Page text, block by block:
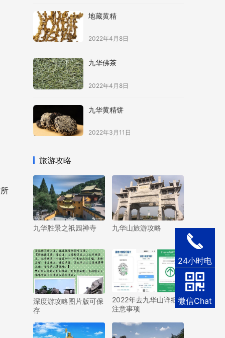
地藏黄精
2022年4月8日
九华佛茶
2022年4月8日
九华黄精饼
2022年3月11日
旅游攻略
九华胜景之祇园禅寺 九华山旅游攻略
深度游攻略图片版可保
存
2022年去九华山详细
注意事项
24小时电
话
微信Chat